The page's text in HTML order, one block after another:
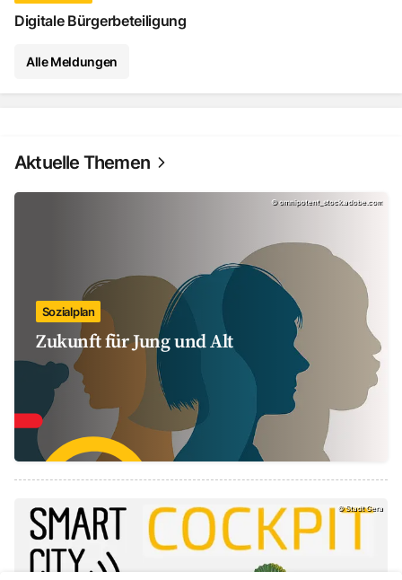
Digitale Bürgerbeteiligung
Alle Meldungen
Aktuelle Themen
©omnipotent_stock.adobe.com
Sozialplan
Zukunft für Jung und Alt
Städtische Datenquellen auf einer Plattform,
©Stadt Gera